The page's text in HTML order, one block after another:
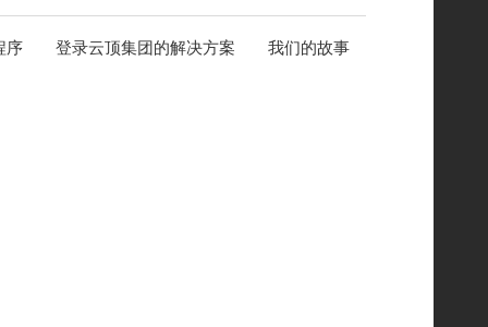
序 登录云顶集团的解决方案 我们的故事
销方法都掌握好，你可以选择一种最